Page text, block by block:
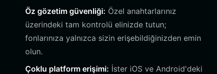
Öz gözetim güvenliği: Özel anahtarlarınız
üzerindeki tam kontrolü elinizde tutun;
fonlarınıza yalnızca sizin erişebildiğinizden emin
olun.
Çoklu platform erişimi: İster iOS ve Android'deki